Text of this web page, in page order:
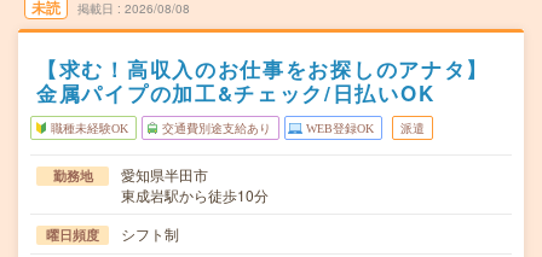
未読 掲載日 2026/08/08
【求む！高収入のお仕事をお探しのアナタ】
金属パイプの加工&チェック/日払いOK
職種未経験OK 交通費別途支給あり WEB登録OK 派遣
勤務地
愛知県半田市
東成岩駅から徒歩10分
曜日頻度 シフト制